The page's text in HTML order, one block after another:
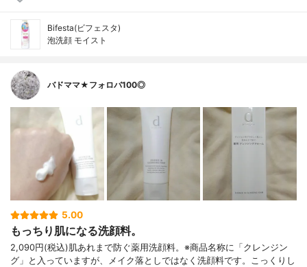
Bifesta(ビフェスタ)
泡洗顔 モイスト
バドママ★フォロバ100◎
5.00
もっちり肌になる洗顔料。
2,090円(税込)肌あれまで防ぐ薬用洗顔料。※商品名称に「クレンジン
グ」と入っていますが、メイク落としではなく洗顔料です。こっくりし